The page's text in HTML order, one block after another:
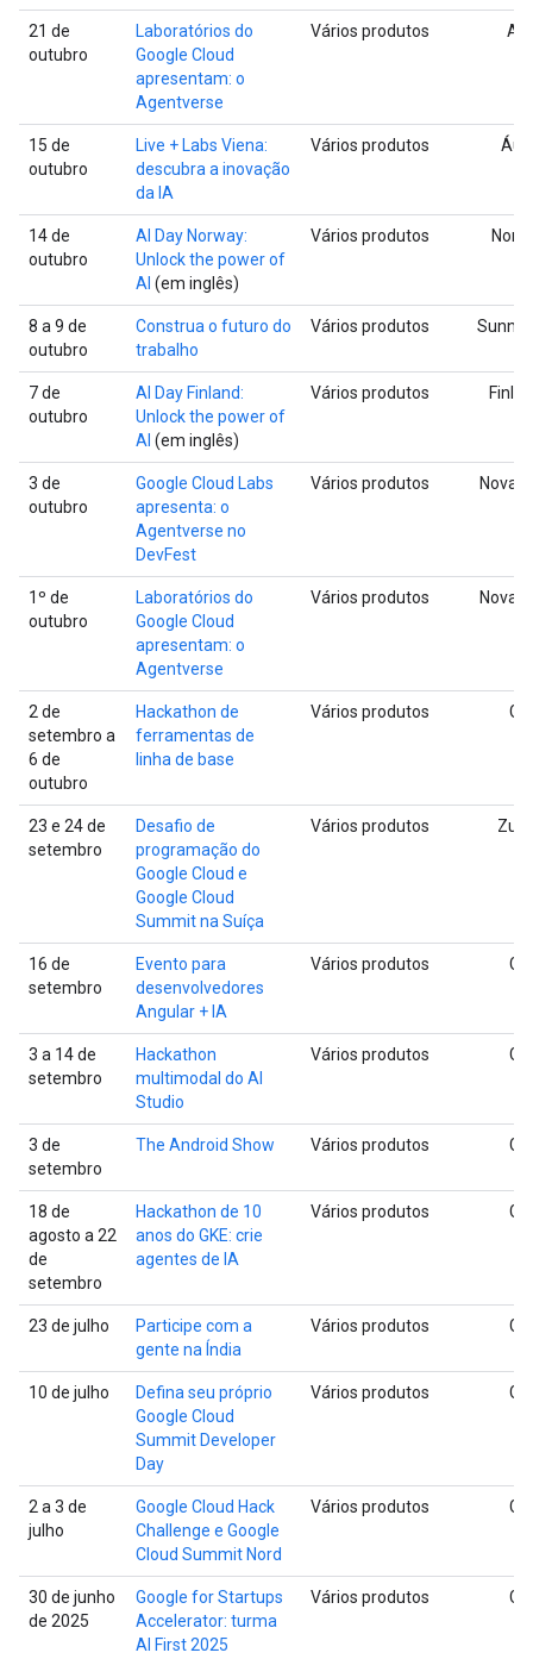
21 de
outubro
Laboratórios do
Google Cloud
apresentam: o
Agentverse
Vários produtos
15 de
outubro
Live + Labs Viena:
descubra a inovação
da IA
Vários produtos
14 de
outubro
AI Day Norway:
Unlock the power of
AI (em inglês)
Vários produtos
8 a 9 de
outubro
Construa o futuro do
trabalho
Vários produtos
7 de
outubro
AI Day Finland:
Unlock the power of
AI (em inglês)
Vários produtos
3 de
outubro
Google Cloud Labs
apresenta: o
Agentverse no
DevFest
Vários produtos Nova
1º de
outubro
Laboratórios do
Google Cloud
apresentam: o
Agentverse
Vários produtos Nova
2 de
setembro a
6 de
outubro
Hackathon de
ferramentas de
linha de base
Vários produtos
23 e 24 de
setembro
Desafio de
programação do
Google Cloud e
Google Cloud
Summit na Suíça
Vários produtos
16 de
setembro
Evento para
desenvolvedores
Angular + IA
Vários produtos
3 a 14 de
setembro
Hackathon
multimodal do AI
Studio
Vários produtos
3 de
setembro
The Android Show Vários produtos
18 de
agosto a 22
de
setembro
Hackathon de 10
anos do GKE: crie
agentes de IA
Vários produtos
23 de julho
Participe com a
gente na Índia
Vários produtos
10 de julho
Defina seu próprio
Google Cloud
Summit Developer
Day
Vários produtos
2 a 3 de
julho
Google Cloud Hack
Challenge e Google
Cloud Summit Nord
Vários produtos
30 de junho
de 2025
Google for Startups
Accelerator: turma
AI First 2025
Vários produtos